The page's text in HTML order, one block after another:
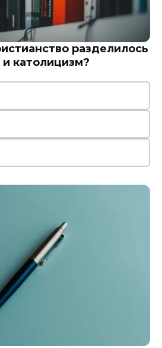
разделилось
католицизм?